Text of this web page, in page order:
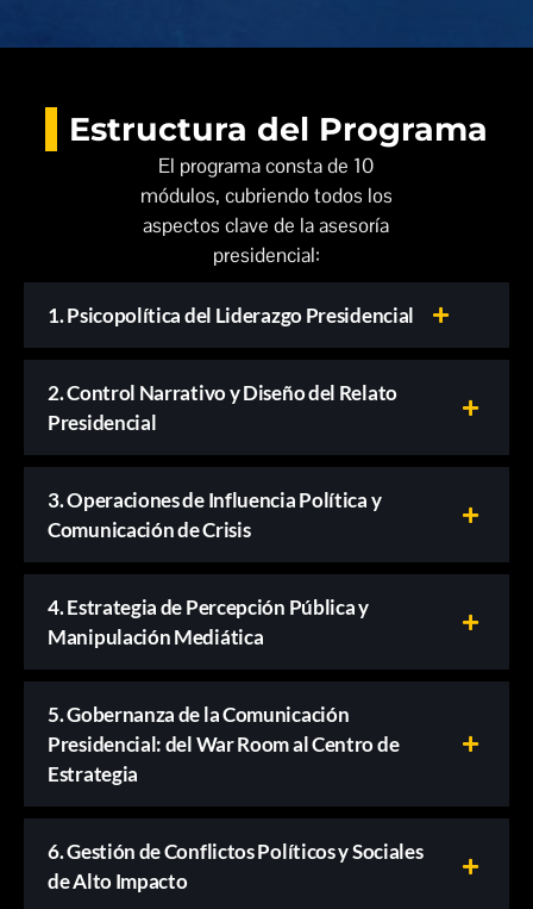
Estructura del Programa
El programa consta de 10
módulos, cubriendo todos los
aspectos clave de la asesoría
presidencial:
1. Psicopolítica del Liderazgo Presidencial
2. Control Narrativo y Diseño del Relato
Presidencial
3. Operaciones de Influencia Política y
Comunicación de Crisis
4. Estrategia de Percepción Pública y
Manipulación Mediática
5. Gobernanza de la Comunicación
Presidencial: del War Room al Centro de
Estrategia
6. Gestión de Conflictos Políticos y Sociales
de Alto Impacto